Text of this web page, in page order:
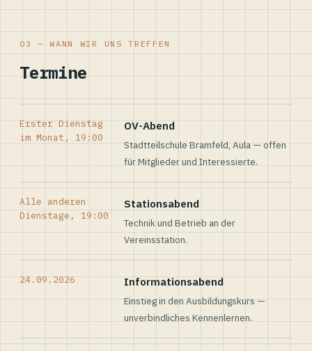
03 — WANN WIR UNS TREFFEN
Termine
Erster Dienstag
im Monat, 19:00
OV-Abend
Stadtteilschule Bramfeld, Aula — offen
für Mitglieder und Interessierte.
Alle anderen
Dienstage, 19:00
Stationsabend
Technik und Betrieb an der
Vereinsstation.
24.09.2026 Informationsabend
Einstieg in den Ausbildungskurs —
unverbindliches Kennenlernen.